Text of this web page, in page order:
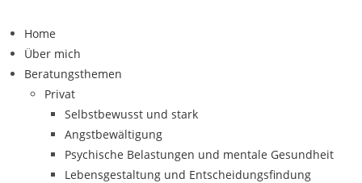
Home
Über mich
Beratungsthemen
Privat
Selbstbewusst und stark
Angstbewältigung
Psychische Belastungen und mentale Gesundheit
Lebensgestaltung und Entscheidungsfindung